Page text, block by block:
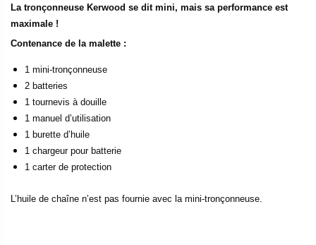
La tronçonneuse Kerwood se dit mini, mais sa performance est
maximale !
Contenance de la malette :
1 mini-tronçonneuse
2 batteries
1 tournevis à douille
1 manuel d’utilisation
1 burette d’huile
1 chargeur pour batterie
1 carter de protection
L’huile de chaîne n’est pas fournie avec la mini-tronçonneuse.